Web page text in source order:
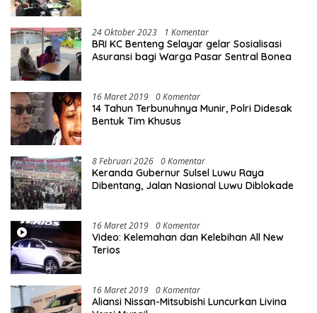
24 Oktober 2023 1 Komentar
BRI KC Benteng Selayar gelar Sosialisasi
Asuransi bagi Warga Pasar Sentral Bonea
16 Maret 2019 0 Komentar
14 Tahun Terbunuhnya Munir, Polri Didesak
Bentuk Tim Khusus
8 Februari 2026 0 Komentar
Keranda Gubernur Sulsel Luwu Raya
Dibentang, Jalan Nasional Luwu Diblokade
16 Maret 2019 0 Komentar
Video: Kelemahan dan Kelebihan All New
Terios
16 Maret 2019 0 Komentar
Aliansi Nissan-Mitsubishi Luncurkan Livina